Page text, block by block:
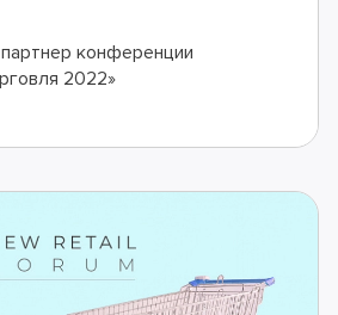
конференции
2022»